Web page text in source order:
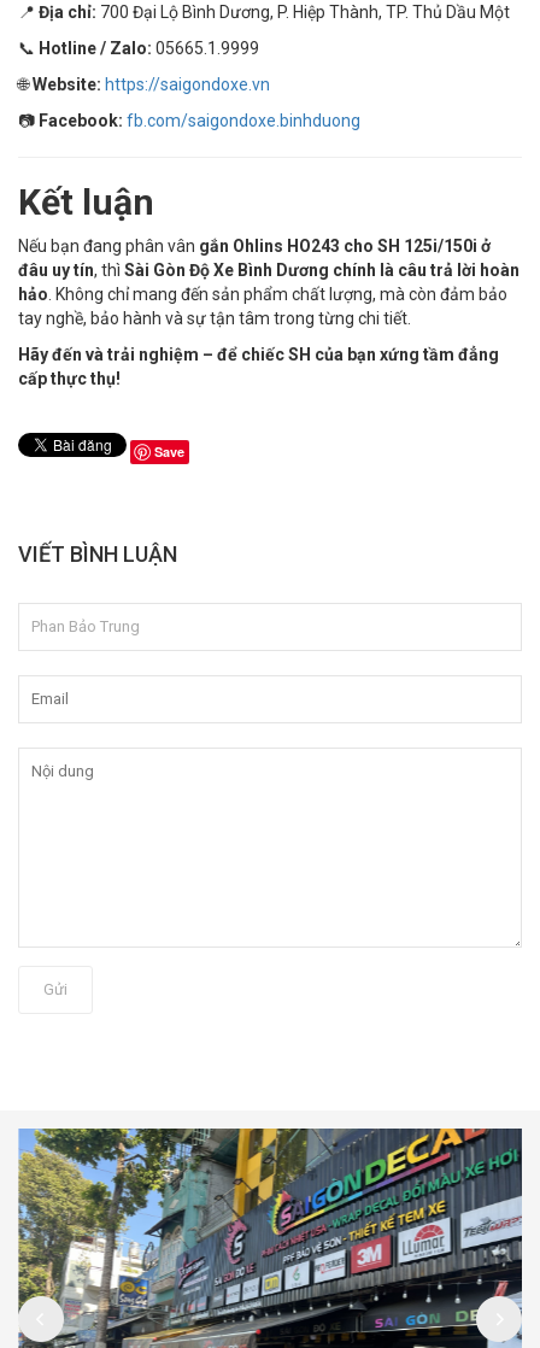
📍 Địa chỉ: 700 Đại Lộ Bình Dương, P. Hiệp Thành, TP. Thủ Dầu Một
📞 Hotline / Zalo: 05665.1.9999
🌐Website: https://saigondoxe.vn
📷 Facebook: fb.com/saigondoxe.binhduong
Kết luận
Nếu bạn đang phân vân gắn Ohlins HO243 cho SH 125i/150i ở
đâu uy tín, thì Sài Gòn Độ Xe Bình Dương chính là câu trả lời hoàn
hảo . Không chỉ mang đến sản phẩm chất lượng, mà còn đảm bảo
tay nghề, bảo hành và sự tận tâm trong từng chi tiết.
Hãy đến và trải nghiệm – để chiếc SH của bạn xứng tầm đẳng
cấp thực thụ!
Save
VIẾT BÌNH LUẬN
Gửi